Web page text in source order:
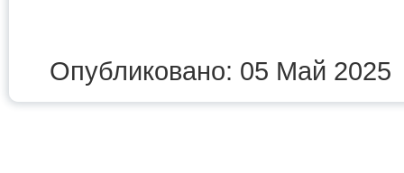
Опубликовано: 05 Май 2025